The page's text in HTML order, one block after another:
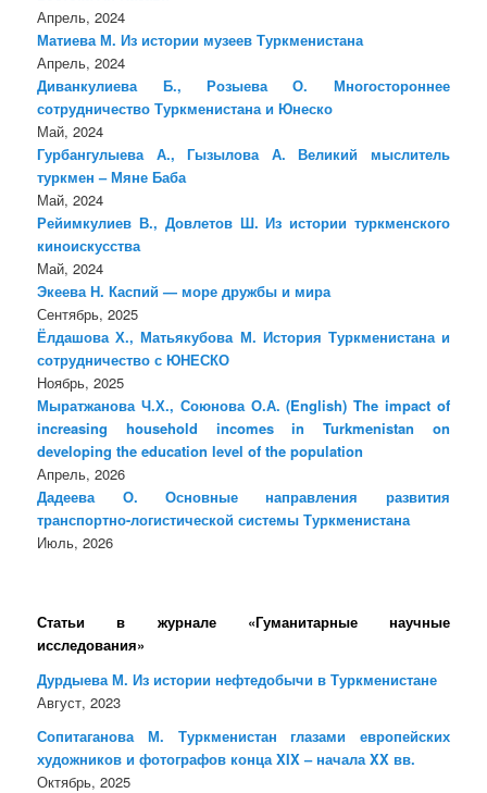
Апрель, 2024
Матиева М. Из истории музеев Туркменистана
Апрель, 2024
Диванкулиева Б., Розыева О. Многостороннее
сотрудничество Туркменистана и Юнеско
Май, 2024
Гурбангулыева А., Гызылова А. Великий мыслитель
туркмен – Мяне Баба
Май, 2024
Рейимкулиев В., Довлетов Ш. Из истории туркменского
киноискусства
Май, 2024
Экеева Н. Каспий — море дружбы и мира
Сентябрь, 2025
Ёлдашова Х., Матьякубова М. История Туркменистана и
сотрудничество с ЮНЕСКО
Ноябрь, 2025
Мыратжанова Ч.Х., Союнова О.А. (English) The impact of
increasing household incomes in Turkmenistan on
developing the education level of the population
Апрель, 2026
Дадеева О. Основные направления развития
транспортно-логистической системы Туркменистана
Июль, 2026
Статьи в журнале «Гуманитарные научные
исследования»
Дурдыева М. Из истории нефтедобычи в Туркменистане
Август, 2023
Сопитаганова М. Туркменистан глазами европейских
художников и фотографов конца XIX – начала XX вв.
Октябрь, 2025